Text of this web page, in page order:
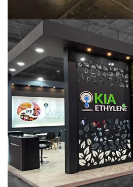
اتیلن
صنایع پلاستیک